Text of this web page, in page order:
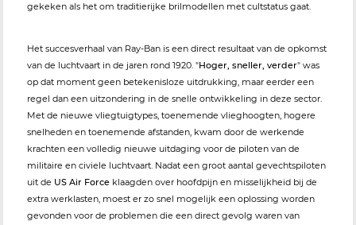
gekeken als het om traditierijke brilmodellen met cultstatus gaat.
Het succesverhaal van Ray-Ban is een direct resultaat van de opkomst
van de luchtvaart in de jaren rond 1920. "Hoger, sneller, verder" was
op dat moment geen betekenisloze uitdrukking, maar eerder een
regel dan een uitzondering in de snelle ontwikkeling in deze sector.
Met de nieuwe vliegtuigtypes, toenemende vlieghoogten, hogere
snelheden en toenemende afstanden, kwam door de werkende
krachten een volledig nieuwe uitdaging voor de piloten van de
militaire en civiele luchtvaart. Nadat een groot aantal gevechtspiloten
uit de US Air Force klaagden over hoofdpijn en misselijkheid bij de
extra werklasten, moest er zo snel mogelijk een oplossing worden
gevonden voor de problemen die een direct gevolg waren van